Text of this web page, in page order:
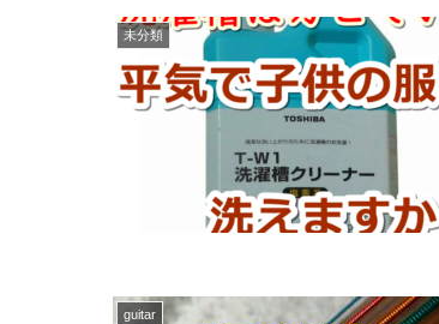
未分類
guitar